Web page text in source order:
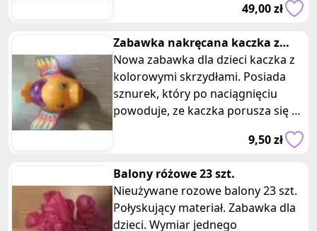
49,00 zł
Zabawka nakręcana kaczka z
kolorowymi skrzydłami
Nowa zabawka dla dzieci kaczka z
kolorowymi skrzydłami. Posiada
sznurek, który po naciągnięciu
powoduje, ze kaczka porusza się do
9,50 zł
Balony różowe 23 szt.
Nieużywane rozowe balony 23 szt.
Połyskujący materiał. Zabawka dla
dzieci. Wymiar jednego